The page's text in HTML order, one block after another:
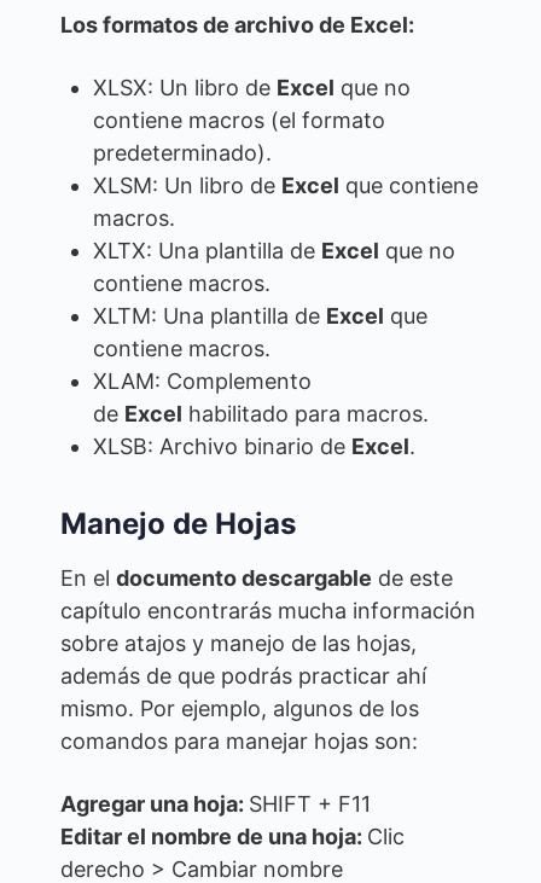
Los formatos de archivo de Excel:
XLSX: Un libro de Excel que no
contiene macros (el formato
predeterminado).
XLSM: Un libro de Excel que contiene
macros.
XLTX: Una plantilla de Excel que no
contiene macros.
XLTM: Una plantilla de Excel que
contiene macros.
XLAM: Complemento
de Excel habilitado para macros.
XLSB: Archivo binario de Excel.
Manejo de Hojas
En el documento descargable de este
capítulo encontrarás mucha información
sobre atajos y manejo de las hojas,
además de que podrás practicar ahí
mismo. Por ejemplo, algunos de los
comandos para manejar hojas son:
Agregar una hoja: SHIFT + F11
Editar el nombre de una hoja: Clic
derecho > Cambiar nombre